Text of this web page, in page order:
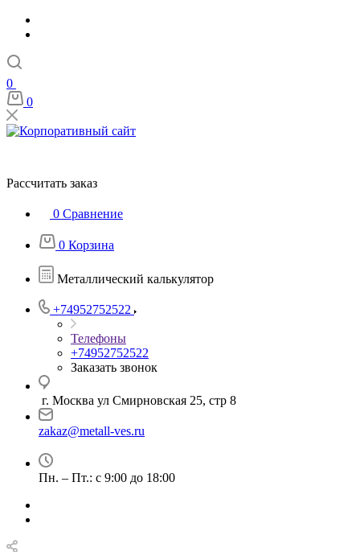
0
0
Рассчитать заказ
0 Сравнение
0 Корзина
Металлический калькулятор
+74952752522
Телефоны
+74952752522
Заказать звонок
г. Москва ул Смирновская 25, стр 8
zakaz@metall-ves.ru
Пн. – Пт.: с 9:00 до 18:00